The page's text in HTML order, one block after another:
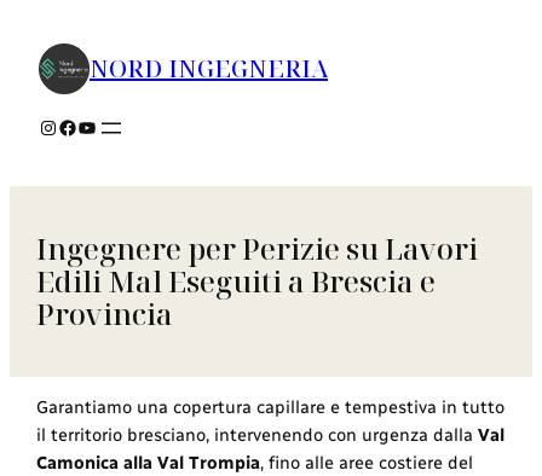
contenutoNORD INGEGNERIA
Instagram
Facebook
YouTube
Ingegnere per Perizie su Lavori
Edili Mal Eseguiti a Brescia e
Provincia
Garantiamo una copertura capillare e tempestiva in tutto
il territorio bresciano, intervenendo con urgenza dallaVal
Camonica alla Val Trompia, fino alle aree costiere del